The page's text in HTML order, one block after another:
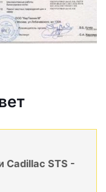
Cadillac STS -